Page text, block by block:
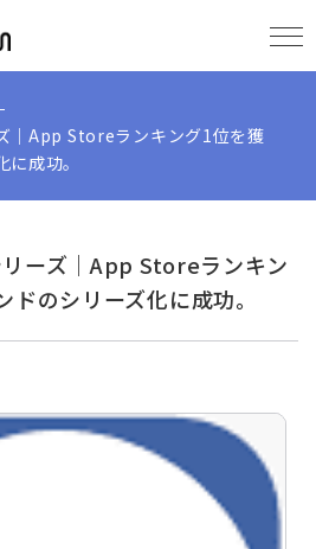
｜App Storeランキング1位を獲
成功。
ーズ｜App Storeランキン
のシリーズ化に成功。